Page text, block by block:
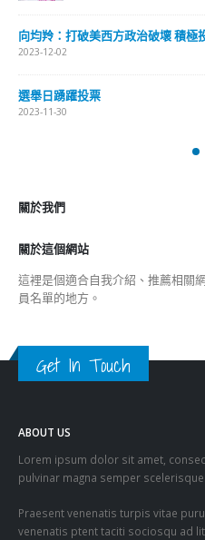
向均羚：打破美西方政治破壞 積極
2023-12-02
選舉日踴躍投票
2023-11-30
關於我們
關於這個網站
這裡是個適合自我介紹、推薦相關
員名單的地方。
Get In Touch
ABOUT US
Lorem ipsum dolor sit amet,
pulvinar magna semper scelerisque.
Praesent venenatis turpis vitae
venenatis ptent taciti sociosqu ad